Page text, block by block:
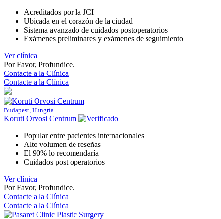
Acreditados por la JCI
Ubicada en el corazón de la ciudad
Sistema avanzado de cuidados postoperatorios
Exámenes preliminares y exámenes de seguimiento
Ver clínica
Por Favor, Profundice.
Contacte a la Clínica
Contacte a la Clínica
Budapest, Hungria
Koruti Orvosi Centrum
Popular entre pacientes internacionales
Alto volumen de reseñas
El 90% lo recomendaría
Cuidados post operatorios
Ver clínica
Por Favor, Profundice.
Contacte a la Clínica
Contacte a la Clínica